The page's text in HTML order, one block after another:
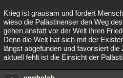
Krieg ist grausam und fordert
wieso die Palästinenser den Weg
gehen anstatt vor der Welt ihren
Denn die Welt hat sich mit der
längst abgefunden und favorisiert
aktuell fehlt ist die Einsicht der